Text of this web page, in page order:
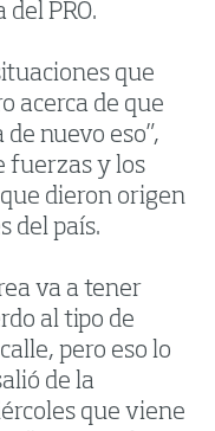
PRO.
que
acerca de que
nuevo eso”,
fuerzas y los
dieron origen
del país.
va a tener
al tipo de
pero eso lo
de la
que viene